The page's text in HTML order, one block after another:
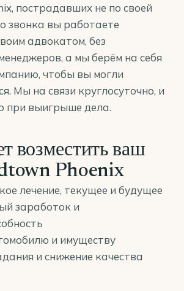
пострадавших не по своей
звонка вы работаете
адвокатом, без
а мы берём на себя
чтобы вы могли
Мы на связи круглосуточно, и
при выигрыше дела.
возместить ваш
Phoenix
лечение, текущее и будущее
заработок и
и имуществу
и снижение качества